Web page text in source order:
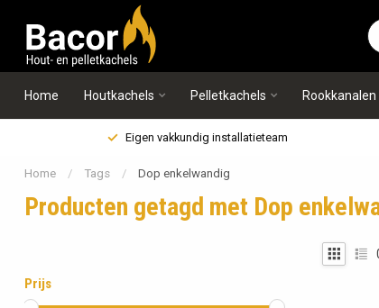
Home Houtkachels Pelletkachels Rookkanalen
Eigen vakkundig installatieteam
Home / Tags / Dop enkelwandig
Producten getagd met Dop
Prijs